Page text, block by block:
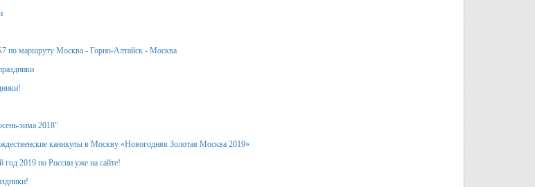
по маршруту Москва - Горно-Алтайск - Москва
зима 2018"
каникулы в Москву «Новогодняя Золотая Москва 2019»
2019 по России уже на сайте!